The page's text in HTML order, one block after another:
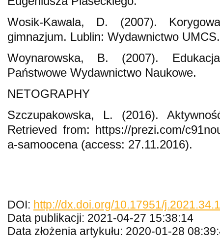
Wosik-Kawala, D. (2007).
gimnazjum. Lublin: Wydawnictwo UMCS.
Woynarowska, B. (2007).
Państwowe Wydawnictwo Naukowe.
NETOGRAPHY
Szczupakowska, L. (2016).
Retrieved from: https://prezi.com/
a-samoocena (access: 27.11.2016).
DOI: http://dx.doi.org/10.17951/
Data publikacji: 2021-04-27 15:38:14
Data złożenia artykułu: 2020-01-28